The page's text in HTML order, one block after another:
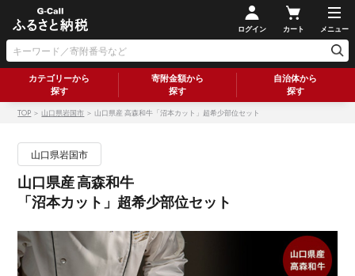
ログイン カート メニュー
カテゴリーから
探す
寄附金額から
探す
自治体から
探す
TOP ＞山口県岩国市 ＞ 山口県産 高森和牛「沼本カット」超希少部位セット
山口県岩国市
山口県産 高森和牛
「沼本カット」超希少部位セット